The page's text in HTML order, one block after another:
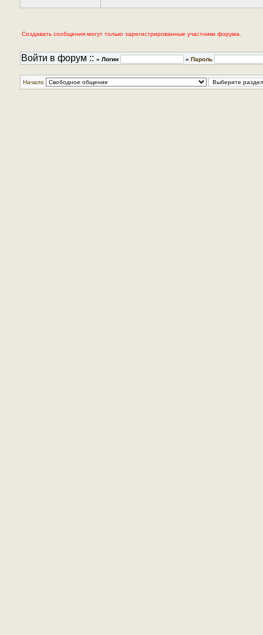
Создавать сообщения могут только зарегистрированные участники форума.
Войти в форум :: » Логин » Пароль
Начало